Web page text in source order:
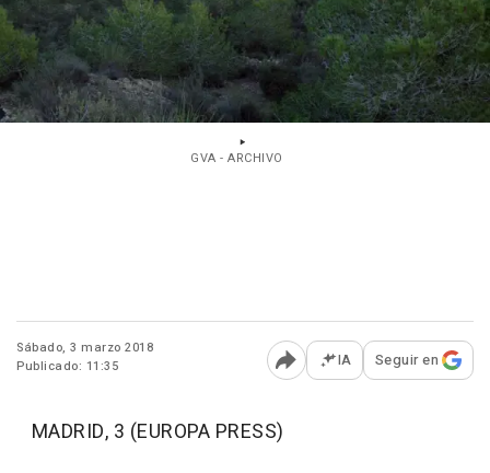
GVA - ARCHIVO
Sábado, 3 marzo 2018
Publicado: 11:35
Abrir opciones para
IA Seguir en
MADRID, 3 (EUROPA PRESS)